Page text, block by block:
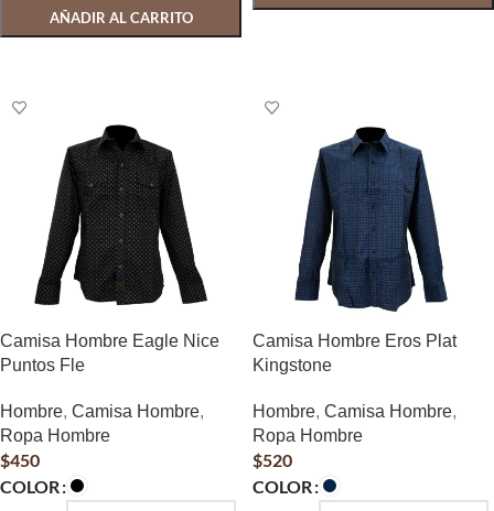
AÑADIR AL CARRITO
Camisa Hombre Eagle Nice
Puntos Fle
Hombre, Camisa Hombre,
Ropa Hombre
$450
COLOR
Camisa Hombre Eros Plat
Kingstone
Hombre, Camisa Hombre,
Ropa Hombre
$520
COLOR